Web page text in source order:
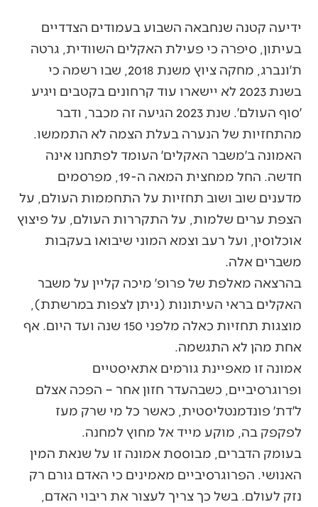
ידיעה קטנה שנחבאה השבוע בעמודים הצדדיים
בעיתון, סיפרה כי פעילת האקלים השוודית, גרטה
ת׳ונברג, מחקה ציוץ משנת 2018, שבו רשמה כי
בשנת 2023 לא יישארו עוד קרחונים בקטבים ויגיע
׳סוף העולם׳. שנת 2023 הגיעה זה מכבר, ודבר
מהתחזיות של הנערה בעלת הצמה לא התממשו.
האמונה ב׳משבר האקלים׳ העומד לפתחנו אינה
חדשה. החל ממחצית המאה ה-19, מפרסמים
מדענים שוב ושוב תחזיות על התחממות העולם, על
הצפת ערים שלמות, על התקררות העולם, על פיצוץ
אוכלוסין, ועל רעב וצמא המוני שיבואו בעקבות
משברים אלה.
בהרצאה מאלפת של פרופ׳ מיכה קליין על משבר
האקלים בראי העיתונות (ניתן לצפות במרשתת),
מוצגות תחזיות כאלה מלפני 150 שנה ועד היום. אף
אחת מהן לא התגשמה.
אמונה זו מאפיינת גורמים אתאיסטיים
ופרוגרסיביים, כשבהעדר חזון אחר – הפכה אצלם
ל׳דת׳ פונדמנטליסטית, כאשר כל מי שרק מעז
לפקפק בה, מוקע מייד אל מחוץ למחנה.
בעומק הדברים, מבוססת אמונה זו על שנאת המין
האנושי. הפרוגרסיביים מאמינים כי האדם גורם רק
נזק לעולם. בשל כך צריך לעצור את ריבוי האדם,